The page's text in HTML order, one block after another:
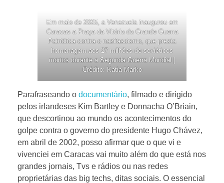
Em maio de 2025, a Venezuela inaugurou em
Caracas a Praça da Vitória da Grande Guerra
Patriótica contra o nazifascismo, que presta
homenagem aos 27 milhões de soviéticos
mortos durante a Segunda Guerra Mundial |
Crédito: Katia Marko
Parafraseando o documentário, filmado e dirigido
pelos irlandeses Kim Bartley e Donnacha O’Briain,
que descortinou ao mundo os acontecimentos do
golpe contra o governo do presidente Hugo Chávez,
em abril de 2002, posso afirmar que o que vi e
vivenciei em Caracas vai muito além do que está nos
grandes jornais, Tvs e rádios ou nas redes
proprietárias das big techs, ditas sociais. O essencial